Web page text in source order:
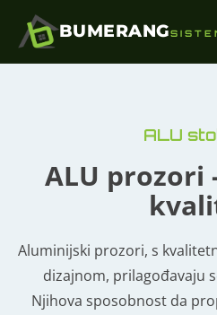
BUMERANG
ALU
ALU prozori
Aluminijski prozori, s
dizajnom, prilagođavaju
Njihova sposobnost da